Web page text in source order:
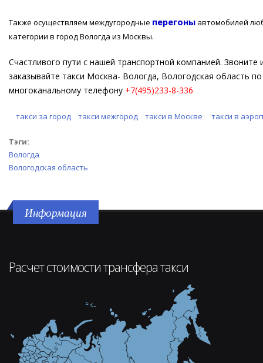
Также осуществляем междугородные перегоны автомобилей
категории в город Вологда из Москвы.
Счастливого пути с нашей транспортной компанией. Звоните
заказывайте такси Москва- Вологда, Вологодская область по
многоканальному телефону +7(495)233-8-336
такси за город такси межгород такси в Москве такси в
Тэги:
Вологда
Вологодская область
Информация
Расчет стоимости трансфера такси